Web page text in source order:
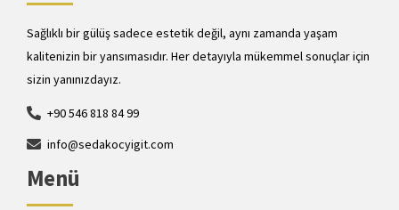
Sağlıklı bir gülüş sadece estetik değil, aynı zamanda yaşam
kalitenizin bir yansımasıdır. Her detayıyla mükemmel sonuçlar için
sizin yanınızdayız.
+90 546 818 84 99
info@sedakocyigit.com
Menü